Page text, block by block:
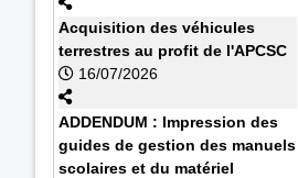
Acquisition des véhicules
terrestres au profit de l'APCSC
16/07/2026
ADDENDUM : Impression des
guides de gestion des manuels
scolaires et du matériel